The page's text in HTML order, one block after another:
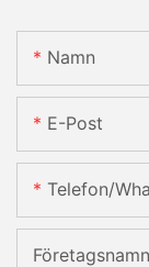
Namn
E-Post
Telefon/
Företagsnamn